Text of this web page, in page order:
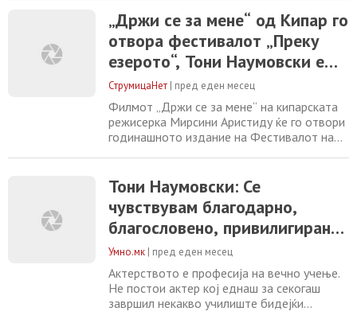
одржува од денеска до 15 јули во Дојран,
Струмица и во Гевгелија. Во рамките на
програмата на фестивалот ќе се одржат
проекции на два филма во чест на Тони
Наумовски, годинашниот лауреат на
„Држи се за мене“ од Кипар го
отвора фестивалот „Преку
езерото“, Тони Наумовски е
добитник на наградата „Мето
Јовановски“
СтрумицаНет | пред еден месец
Филмот „Држи се за мене“ на кипарската
режисерка Мирсини Аристиду ќе го отвори
годинашното издание на Фестивалот на
одржува во Дојран, Гевгелија и Струмица.
На фестивалот ќе биде врачена и
наградата „Мето Јовановски“, чиј
годинашен лауреат е македонскиот актер
Тони Наумовски: Се
чувствувам благодарно,
благословено, привилигирано
за наградата „Мето
Јовановски“
Умно.мк | пред еден месец
Актерството е професија на вечно учење.
Не постои актер кој еднаш за секогаш
завршил некакво училиште бидејќи